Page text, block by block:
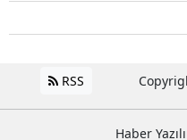
RSS
Haber